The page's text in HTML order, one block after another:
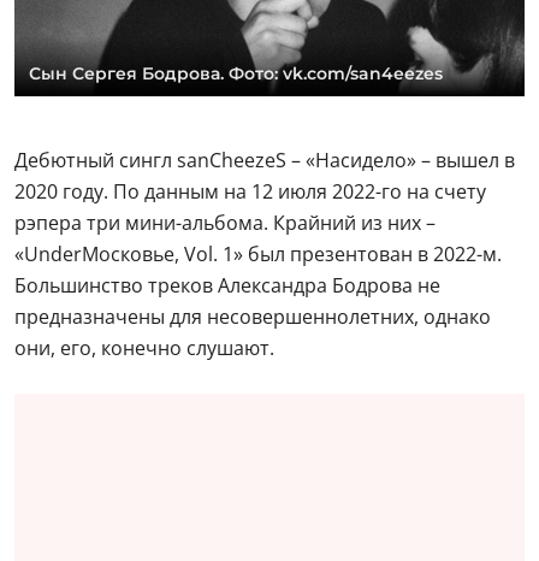
Сын Сергея Бодрова. Фото: vk.com/san4eezes
Дебютный сингл sanCheezeS – «Насидело» – вышел в
2020 году. По данным на 12 июля 2022-го на счету
рэпера три мини-альбома. Крайний из них –
«UnderМосковье, Vol. 1» был презентован в 2022-м.
Большинство треков Александра Бодрова не
предназначены для несовершеннолетних, однако
они, его, конечно слушают.